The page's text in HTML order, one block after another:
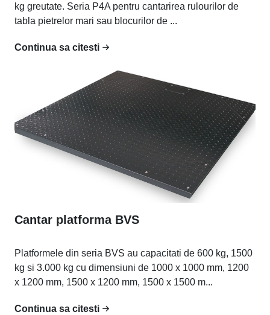
kg greutate. Seria P4A pentru cantarirea rulourilor de
tabla pietrelor mari sau blocurilor de ...
Continua sa citesti
Cantar platforma BVS
Platformele din seria BVS au capacitati de 600 kg, 1500
kg si 3.000 kg cu dimensiuni de 1000 x 1000 mm, 1200
x 1200 mm, 1500 x 1200 mm, 1500 x 1500 m...
Continua sa citesti